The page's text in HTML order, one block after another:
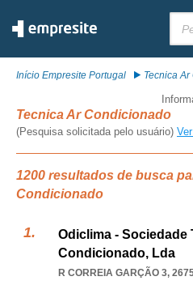
Início Empresite Portugal Tecnica
Tecnica Ar Condicionado
(Pesquisa solicitada pelo usuário)
1200 resultados de busca
Condicionado
Odiclima - Sociedade
Condicionado, Lda
R CORREIA GARÇÃO 3,